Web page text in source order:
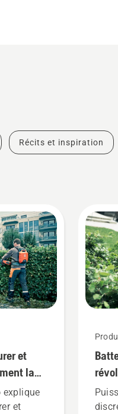
Récits et inspiration
et
la
explique
et